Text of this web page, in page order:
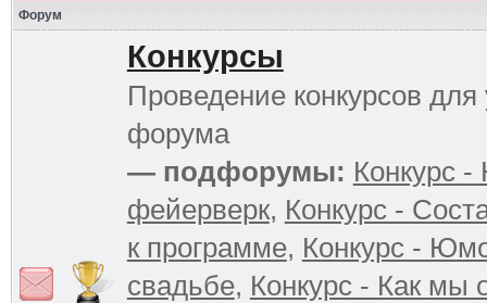
Форум
Конкурсы
Проведение конкурсов для
форума
— подфорумы: Конкурс
фейерверк, Конкурс -
к программе, Конкурс -
свадьбе, Конкурс - Как мы